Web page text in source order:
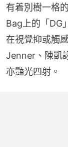
有着別樹一格
Bag上的「DG
在視覺抑或觸
Jenner、陳凱
亦豔光四射。